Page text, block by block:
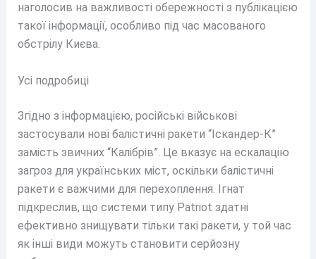
наголосив на важливості обережності з публікацією
такої інформації, особливо під час масованого
обстрілу Києва.
Усі подробиці
Згідно з інформацією, російські військові
застосували нові балістичні ракети “Іскандер-К”
замість звичних “Калібрів”. Це вказує на ескалацію
загроз для українських міст, оскільки балістичні
ракети є важчими для перехоплення. Ігнат
підкреслив, що системи типу Patriot здатні
ефективно знищувати тільки такі ракети, у той час
як інші види можуть становити серйозну